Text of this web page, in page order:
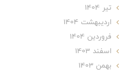
تير 1404
ارديبهشت 1404
فروردین 1404
اسفند 1403
بهمن 1403